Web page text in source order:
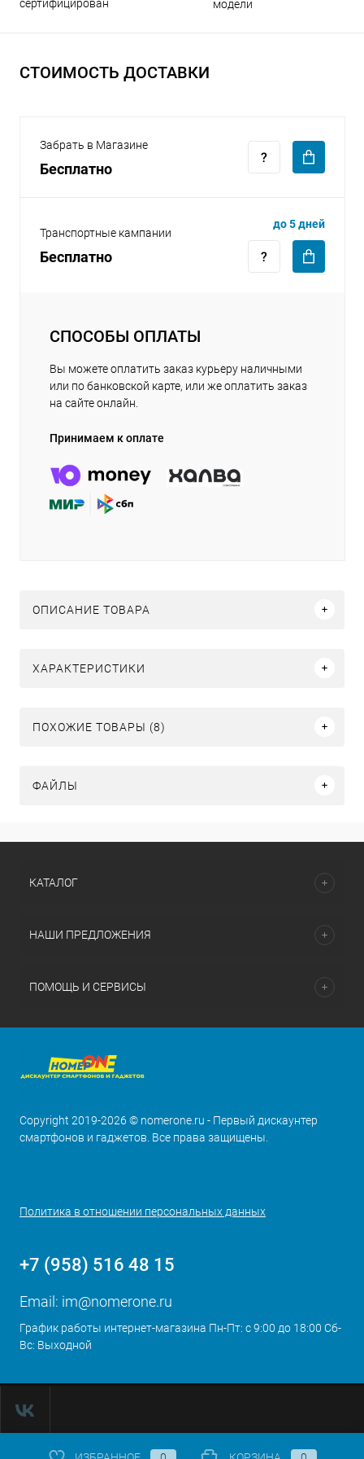
сертифицирован
модели
СТОИМОСТЬ ДОСТАВКИ
Забрать в Магазине
Бесплатно
Транспортные кампании
Бесплатно
до 5 дней
СПОСОБЫ ОПЛАТЫ
Вы можете оплатить заказ курьеру наличными
или по банковской карте, или же оплатить заказ
на сайте онлайн.
Принимаем к оплате
ОПИСАНИЕ ТОВАРА
ХАРАКТЕРИСТИКИ
ПОХОЖИЕ ТОВАРЫ (8)
ФАЙЛЫ
КАТАЛОГ
НАШИ ПРЕДЛОЖЕНИЯ
ПОМОЩЬ И СЕРВИСЫ
Copyright 2019-2026 © nomerone.ru - Первый дискаунтер
смартфонов и гаджетов. Все права защищены.
Политика в отношении персональных данных
+7 (958) 516 48 15
Email: im@nomerone.ru
График работы интернет-магазина Пн-Пт: с 9:00 до 18:00 Сб-
Вс: Выходной